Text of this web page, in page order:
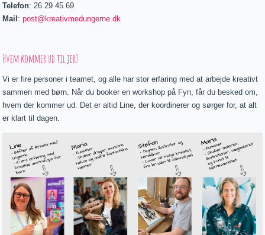
Telefon: 26 29 45 69
Mail:post@kreativmedungerne.dk
Hvem kommer ud til jer?
Vi er fire personer i teamet, og alle har stor erfaring med at arbejde kreativt
sammen med børn. Når du booker en workshop på Fyn, får du besked om,
hvem der kommer ud. Det er altid Line, der koordinerer og sørger for, at alt
er klart til dagen.